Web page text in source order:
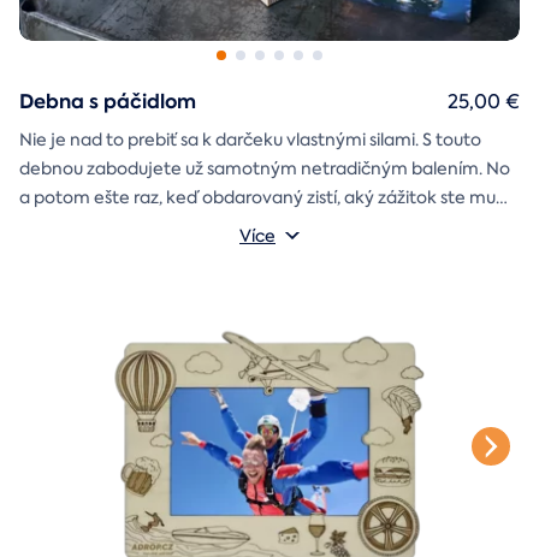
Debna s páčidlom
Nie je nad to prebiť sa k darčeku vlastnými silami. S touto
debnou zabodujete už samotným netradičným balením. No
a potom ešte raz, keď obdarovaný zistí, aký zážitok ste mu
darčekovú skladačku
Vonkajšie rozmery: 20 × 20 × 20 cm
Více
25,00 €